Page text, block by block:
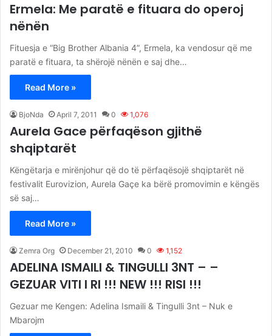
Ermela: Me paratë e fituara do operoj
nënën
Fituesja e “Big Brother Albania 4”, Ermela, ka vendosur që me
paratë e fituara, ta shërojë nënën e saj dhe…
Read More »
BjoNda April 7, 2011 0 1,076
Aurela Gace përfaqëson gjithë
shqiptarët
Këngëtarja e mirënjohur që do të përfaqësojë shqiptarët në
festivalit Eurovizion, Aurela Gaçe ka bërë promovimin e këngës
së saj…
Read More »
Zemra Org December 21, 2010 0 1,152
ADELINA ISMAILI & TINGULLI 3NT – –
GEZUAR VITI I RI !!! NEW !!! RISI !!!
Gezuar me Kengen: Adelina Ismaili & Tingulli 3nt – Nuk e
Mbarojm